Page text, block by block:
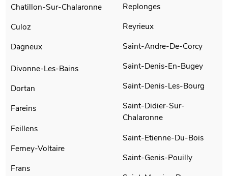
Chatillon-Sur-Chalaronne
Culoz
Dagneux
Divonne-Les-Bains
Dortan
Fareins
Feillens
Ferney-Voltaire
Frans
Replonges
Reyrieux
Saint-Andre-De-Corcy
Saint-Denis-En-Bugey
Saint-Denis-Les-Bourg
Saint-Didier-Sur-
Chalaronne
Saint-Etienne-Du-Bois
Saint-Genis-Pouilly